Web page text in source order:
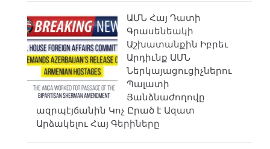
ԱՄՆ Հայ Դատի
Գրասենեակի
Աշխատանքին Իբրեւ
Արդիւնք ԱՄՆ
Ներկայացուցիչներու
Պալատի
Յանձնաժողովը
ազրպէյճանին Կոչ Ըրած է Ազատ
Արձակելու Հայ Գերիները